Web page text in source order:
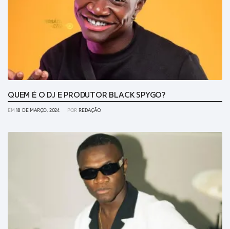
QUEM É O DJ E PRODUTOR BLACK SPYGO?
EM18 DE MARÇO, 2024 POR REDAÇÃO